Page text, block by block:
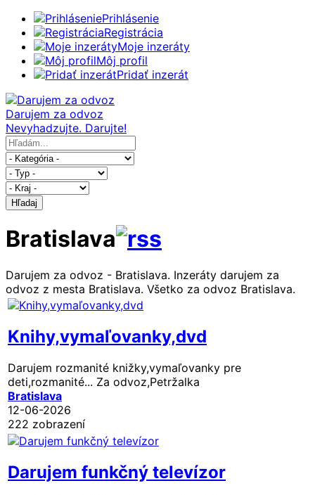
Prihlásenie
Registrácia
Moje inzeráty
Môj profil
Pridať inzerát
Darujem za odvoz
Nevyhadzujte. Darujte!
Hľadaj
Bratislava
Darujem za odvoz - Bratislava. Inzeráty darujem za
odvoz z mesta Bratislava. Všetko za odvoz Bratislava.
Knihy,vymaľovanky,dvd
Darujem rozmanité knižky,vymaľovanky pre
deti,rozmanité... Za odvoz,Petržalka
Bratislava
12-06-2026
222 zobrazení
Darujem funkčný televízor